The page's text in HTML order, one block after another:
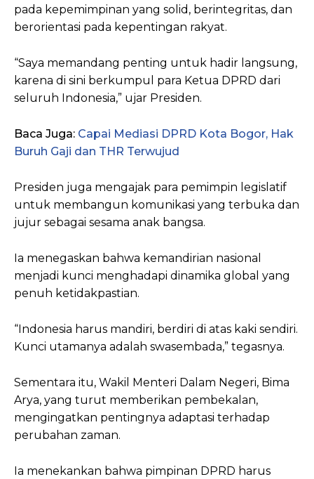
pada kepemimpinan yang solid, berintegritas, dan
berorientasi pada kepentingan rakyat.
“Saya memandang penting untuk hadir langsung,
karena di sini berkumpul para Ketua DPRD dari
seluruh Indonesia,” ujar Presiden.
Baca Juga: Capai Mediasi DPRD Kota Bogor, Hak
Buruh Gaji dan THR Terwujud
Presiden juga mengajak para pemimpin legislatif
untuk membangun komunikasi yang terbuka dan
jujur sebagai sesama anak bangsa.
Ia menegaskan bahwa kemandirian nasional
menjadi kunci menghadapi dinamika global yang
penuh ketidakpastian.
“Indonesia harus mandiri, berdiri di atas kaki sendiri.
Kunci utamanya adalah swasembada,” tegasnya.
Sementara itu, Wakil Menteri Dalam Negeri, Bima
Arya, yang turut memberikan pembekalan,
mengingatkan pentingnya adaptasi terhadap
perubahan zaman.
Ia menekankan bahwa pimpinan DPRD harus